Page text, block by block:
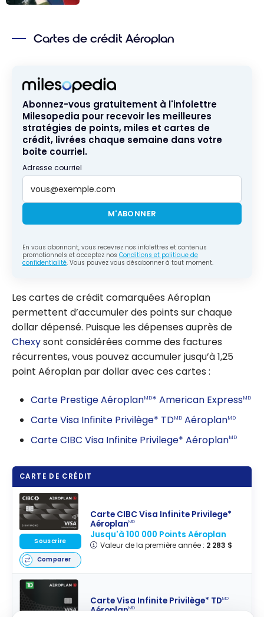
obtenir plus de
Chexy
Cartes de crédit Aéroplan
Abonnez-vous gratuitement à l'infolettre
Milesopedia pour recevoir les meilleures
stratégies de points, miles et cartes de
crédit, livrées chaque semaine dans votre
boîte courriel.
Adresse courriel
M'ABONNER
En vous abonnant, vous recevrez nos infolettres et contenus
promotionnels et acceptez nos Conditions et politique de
confidentialité. Vous pouvez vous désabonner à tout moment.
Les cartes de crédit comarquées Aéroplan
permettent d’accumuler des points sur chaque
dollar dépensé. Puisque les dépenses auprès de
Chexysont considérées comme des factures
récurrentes, vous pouvez accumuler jusqu’à 1,25
point Aéroplan par dollar avec ces cartes :
Carte Prestige AéroplanMD* American ExpressMD
Carte Visa Infinite Privilège* TDMD AéroplanMD
Carte CIBC Visa Infinite Privilege* AéroplanMD
CARTE DE CRÉDIT
Carte CIBC Visa Infinite Privilege*
AéroplanMD
Jusqu'à 100 000 Points Aéroplan
Valeur de la première année : 2 283 $
Souscrire
Comparer
Carte Visa Infinite Privilège* TDMD
AéroplanMD